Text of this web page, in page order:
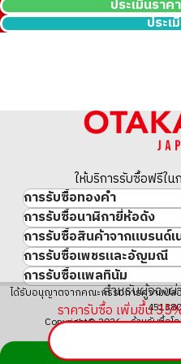
ประเมินรา
ประเ
สำหรับผู้จองผ่
ราคารับซื้อ เพิ่มขึ้น35
ให้บริการรับซื้อฟรีใน
การรับซื้อทองคำ
ทองคำ
ทองคำแท่ง
เหรียญทองคำ/เหรียญเงิน
ประวัติราคาทองคำ 10 ปี
ทองรูปพรรณ
แหวนทอง
สร้อยคอทอง・จี้ทอง
การรับซื้อนาฬิกายี่ห้อดัง
นาฬิกาแบรนด์เนม
Rolex
Patek Philippe
Audemars Piguet
Vacheron Constantin
A. Lange & Söhne
การรับซื้อสินค้าจากแบรนด์เ
สินค้าแบรนด์เนม
Cartier
LOUIS VUITTON
Hermès
CHANEL
การรับซื้อเพชรและอัญมณี
อัญมณี
เพชร
มรกต
ไพลิน
การรับซื้อแพลทินัม
แพลทินัม
ได้รับอนุญาตจากคณะกรรมการความปล
Copyright© 2026 ร้านรับซื้อโ